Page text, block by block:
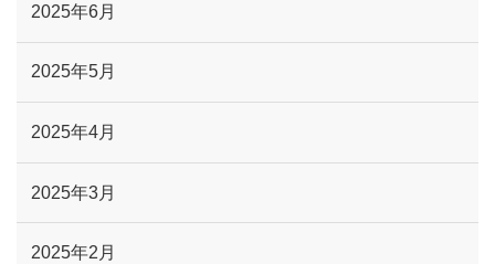
2025年6月
2025年5月
2025年4月
2025年3月
2025年2月